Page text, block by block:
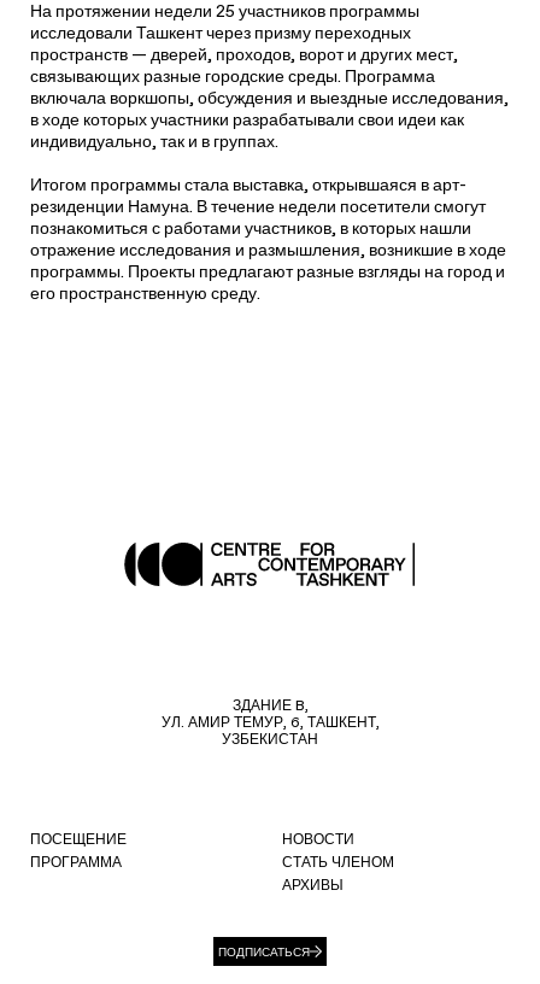
На протяжении недели 25 участников программы
исследовали Ташкент через призму переходных
пространств — дверей, проходов, ворот и других мест,
связывающих разные городские среды. Программа
включала воркшопы, обсуждения и выездные исследования,
в ходе которых участники разрабатывали свои идеи как
индивидуально, так и в группах.
Итогом программы стала выставка, открывшаяся в арт-
резиденции Намуна. В течение недели посетители смогут
познакомиться с работами участников, в которых нашли
отражение исследования и размышления, возникшие в ходе
программы. Проекты предлагают разные взгляды на город и
его пространственную среду.
ЗДАНИЕ B,
УЛ. АМИР ТЕМУР, 6, ТАШКЕНТ,
УЗБЕКИСТАН
ПОСЕЩЕНИЕ
ПРОГРАММА
НОВОСТИ
СТАТЬ ЧЛЕНОМ
АРХИВЫ
ПОДПИСАТЬСЯ